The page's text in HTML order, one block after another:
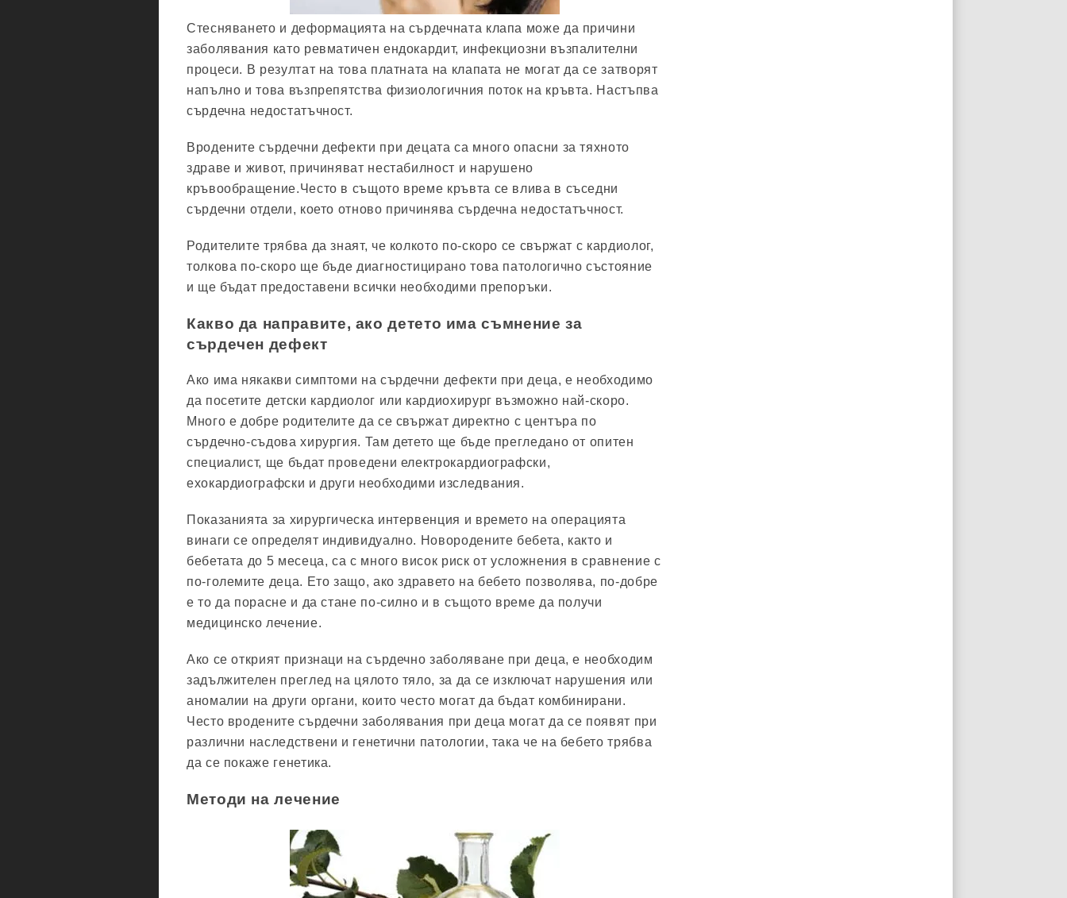
Стесняването и деформацията на сърдечната клапа може да причини
заболявания като ревматичен ендокардит, инфекциозни възпалителни
процеси. В резултат на това платната на клапата не могат да се затворят
напълно и това възпрепятства физиологичния поток на кръвта. Настъпва
сърдечна недостатъчност.
Вродените сърдечни дефекти при децата са много опасни за тяхното
здраве и живот, причиняват нестабилност и нарушено
кръвообращение.Често в същото време кръвта се влива в съседни
сърдечни отдели, което отново причинява сърдечна недостатъчност.
Родителите трябва да знаят, че колкото по-скоро се свържат с кардиолог,
толкова по-скоро ще бъде диагностицирано това патологично състояние
и ще бъдат предоставени всички необходими препоръки.
Какво да направите, ако детето има съмнение за
сърдечен дефект
Ако има някакви симптоми на сърдечни дефекти при деца, е необходимо
да посетите детски кардиолог или кардиохирург възможно най-скоро.
Много е добре родителите да се свържат директно с центъра по
сърдечно-съдова хирургия. Там детето ще бъде прегледано от опитен
специалист, ще бъдат проведени електрокардиографски,
ехокардиографски и други необходими изследвания.
Показанията за хирургическа интервенция и времето на операцията
винаги се определят индивидуално. Новородените бебета, както и
бебетата до 5 месеца, са с много висок риск от усложнения в сравнение с
по-големите деца. Ето защо, ако здравето на бебето позволява, по-добре
е то да порасне и да стане по-силно и в същото време да получи
медицинско лечение.
Ако се открият признаци на сърдечно заболяване при деца, е необходим
задължителен преглед на цялото тяло, за да се изключат нарушения или
аномалии на други органи, които често могат да бъдат комбинирани.
Често вродените сърдечни заболявания при деца могат да се появят при
различни наследствени и генетични патологии, така че на бебето трябва
да се покаже генетика.
Методи на лечение